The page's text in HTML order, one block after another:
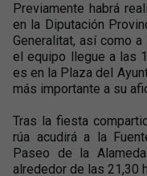
Previamente habrá
en la Diputación
Generalitat, así como
el equipo llegue a las
es en la Plaza del
más importante a su
Tras la fiesta
rúa acudirá a la
Paseo de la
alrededor de las 21,30